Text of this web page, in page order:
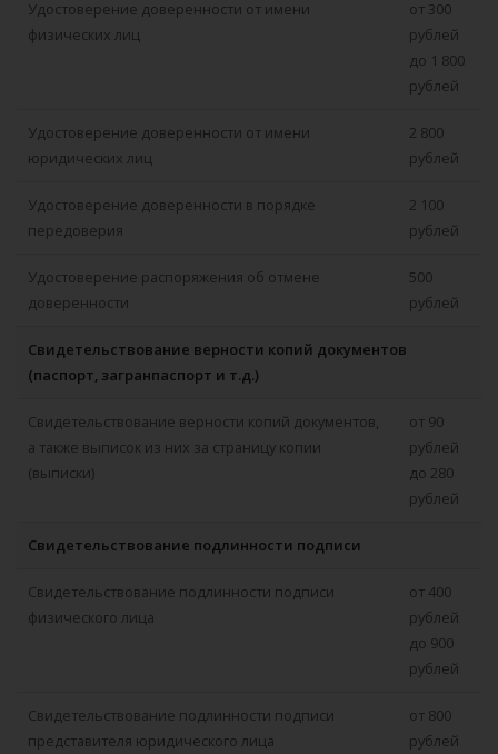
Удостоверение доверенности от имени
физических лиц
от 300
рублей
до 1 800
рублей
Удостоверение доверенности от имени
юридических лиц
2 800
рублей
Удостоверение доверенности в порядке
передоверия
2 100
рублей
Удостоверение распоряжения об отмене
доверенности
500
рублей
Свидетельствование верности копий документов
(паспорт, загранпаспорт и т.д.)
Свидетельствование верности копий документов,
а также выписок из них за страницу копии
(выписки)
от 90
рублей
до 280
рублей
Свидетельствование подлинности подписи
Свидетельствование подлинности подписи
физического лица
от 400
рублей
до 900
рублей
Свидетельствование подлинности подписи
представителя юридического лица
от 800
рублей